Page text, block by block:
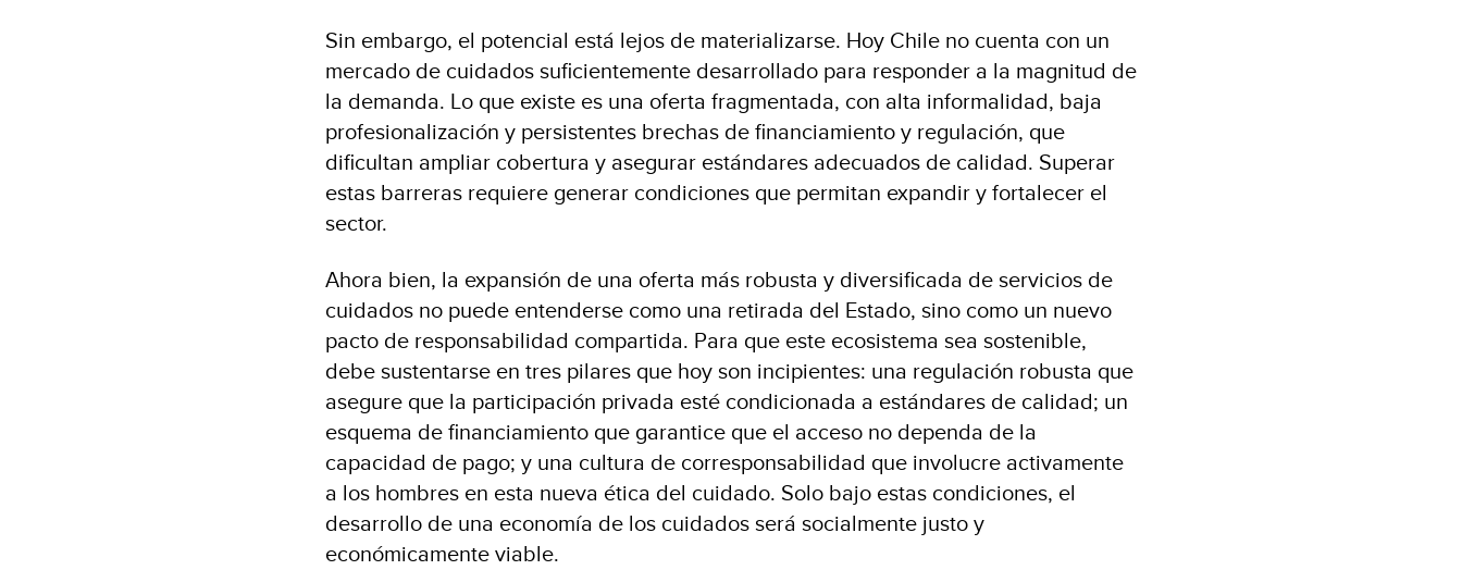
Sin embargo, el potencial está lejos de materializarse. Hoy Chile no cuenta con un
mercado de cuidados suficientemente desarrollado para responder a la magnitud de
la demanda. Lo que existe es una oferta fragmentada, con alta informalidad, baja
profesionalización y persistentes brechas de financiamiento y regulación, que
dificultan ampliar cobertura y asegurar estándares adecuados de calidad. Superar
estas barreras requiere generar condiciones que permitan expandir y fortalecer el
sector.
Ahora bien, la expansión de una oferta más robusta y diversificada de servicios de
cuidados no puede entenderse como una retirada del Estado, sino como un nuevo
pacto de responsabilidad compartida. Para que este ecosistema sea sostenible,
debe sustentarse en tres pilares que hoy son incipientes: una regulación robusta que
asegure que la participación privada esté condicionada a estándares de calidad; un
esquema de financiamiento que garantice que el acceso no dependa de la
capacidad de pago; y una cultura de corresponsabilidad que involucre activamente
a los hombres en esta nueva ética del cuidado. Solo bajo estas condiciones, el
desarrollo de una economía de los cuidados será socialmente justo y
económicamente viable.